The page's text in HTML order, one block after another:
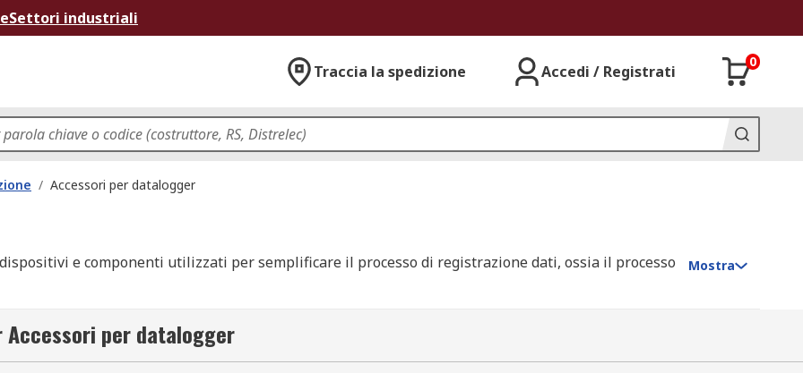
Settori industriali
Traccia la spedizione Accedi / Registrati
0
/ Accessori per datalogger
e componenti utilizzati per semplificare il processo di registrazione dati, ossia il processo
corrente alla tensione, alla temperatura e umidità dell'aria, alla velocità e direzione del vento, a
Mostra
per datalogger